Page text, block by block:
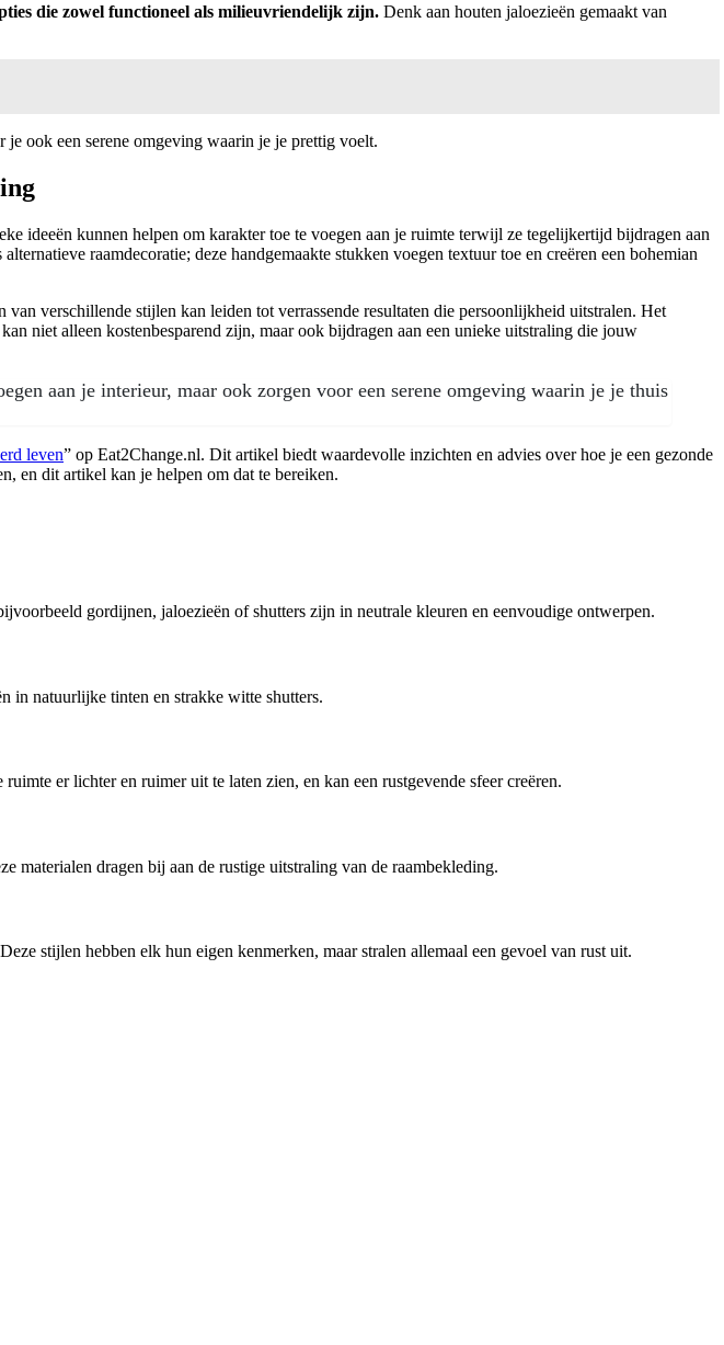
die zowel functioneel als milieuvriendelijk zijn. Denk aan houten jaloezieën gemaakt van
je ook een serene omgeving waarin je je prettig voelt.
ideeën kunnen helpen om karakter toe te voegen aan je ruimte terwijl ze tegelijkertijd bijdragen aan
raamdecoratie; deze handgemaakte stukken voegen textuur toe en creëren een bohemian
verschillende stijlen kan leiden tot verrassende resultaten die persoonlijkheid uitstralen. Het
niet alleen kostenbesparend zijn, maar ook bijdragen aan een unieke uitstraling die jouw
aan je interieur, maar ook zorgen voor een serene omgeving waarin je je thuis
leven” op Eat2Change.nl. Dit artikel biedt waardevolle inzichten en advies over hoe je een gezonde
en dit artikel kan je helpen om dat te bereiken.
gordijnen, jaloezieën of shutters zijn in neutrale kleuren en eenvoudige ontwerpen.
in natuurlijke tinten en strakke witte shutters.
er lichter en ruimer uit te laten zien, en kan een rustgevende sfeer creëren.
materialen dragen bij aan de rustige uitstraling van de raambekleding.
stijlen hebben elk hun eigen kenmerken, maar stralen allemaal een gevoel van rust uit.